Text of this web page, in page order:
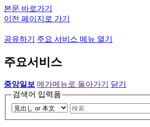
본문 바로가기
이전 페이지로 가기
공유하기 주요 서비스 메뉴 열기
주요서비스
중앙일보 메가메뉴로 돌아가기
닫기
검색어 입력폼